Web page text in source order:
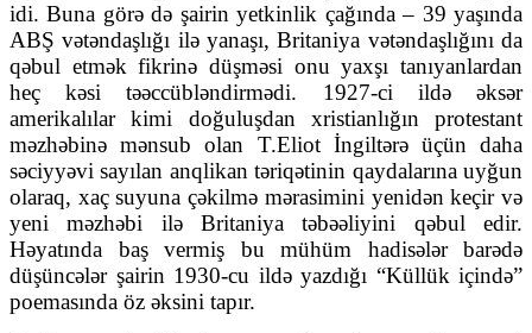
idi. Buna görə də şairin yetkinlik çağında – 39 yaşında
ABŞ vətəndaşlığı ilə yanaşı, Britaniya vətəndaşlığını da
qəbul etmək fikrinə düşməsi onu yaxşı tanıyanlardan
heç kəsi təəccübləndirmədi. 1927-ci ildə əksər
amerikalılar kimi doğuluşdan xristianlığın protestant
məzhəbinə mənsub olan T.Eliot İngiltərə üçün daha
səciyyəvi sayılan anqlikan təriqətinin qaydalarına uyğun
olaraq, xaç suyuna çəkilmə mərasimini yenidən keçir və
yeni məzhəbi ilə Britaniya təbəəliyini qəbul edir.
Həyatında baş vermiş bu mühüm hadisələr barədə
düşüncələr şairin 1930-cu ildə yazdığı “Küllük içində”
poemasında öz əksini tapır.